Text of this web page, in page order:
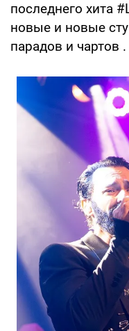
последнего хита
новые и новые
парадов и чартов .